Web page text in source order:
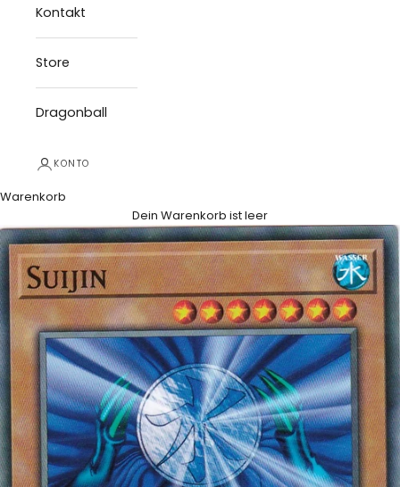
Kontakt
Store
Dragonball
KONTO
Warenkorb
Dein Warenkorb ist leer